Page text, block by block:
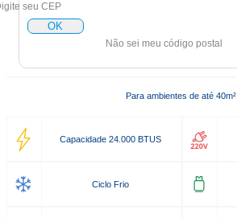
seu CEP
OK
Não sei meu código postal
Para ambientes de até 40m²
Capacidade 24.000 BTUS
Ciclo Frio